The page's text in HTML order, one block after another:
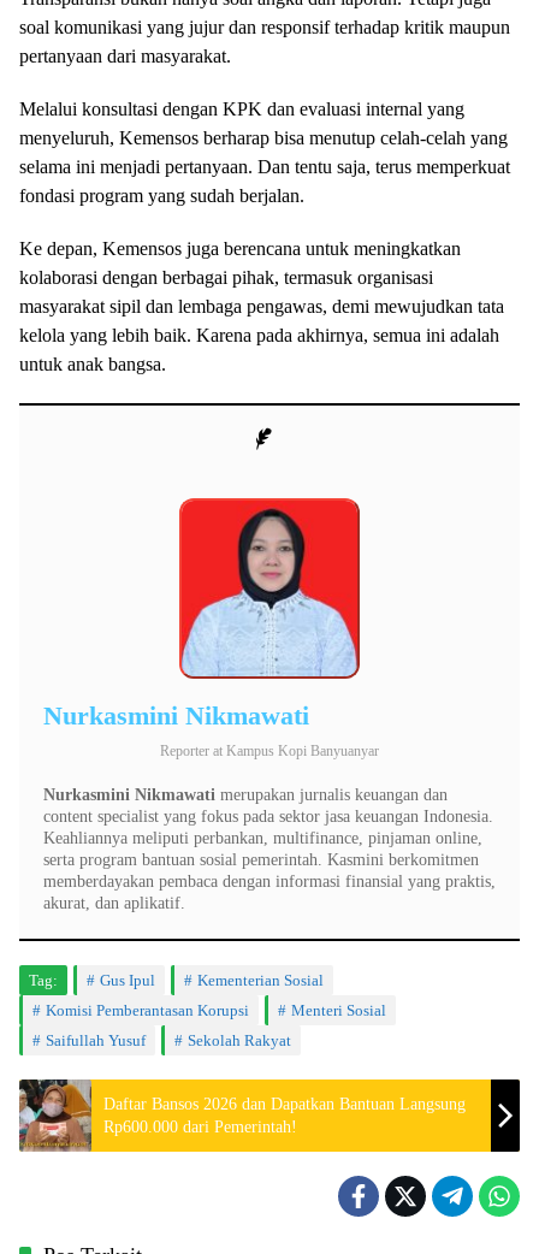
soal komunikasi yang jujur dan responsif terhadap kritik maupun
pertanyaan dari masyarakat.
Melalui konsultasi dengan KPK dan evaluasi internal yang
menyeluruh, Kemensos berharap bisa menutup celah-celah yang
selama ini menjadi pertanyaan. Dan tentu saja, terus memperkuat
fondasi program yang sudah berjalan.
Ke depan, Kemensos juga berencana untuk meningkatkan
kolaborasi dengan berbagai pihak, termasuk organisasi
masyarakat sipil dan lembaga pengawas, demi mewujudkan tata
kelola yang lebih baik. Karena pada akhirnya, semua ini adalah
untuk anak bangsa.
Nurkasmini Nikmawati
Reporter at Kampus Kopi Banyuanyar
Nurkasmini Nikmawati merupakan jurnalis keuangan dan
content specialist yang fokus pada sektor jasa keuangan Indonesia.
Keahliannya meliputi perbankan, multifinance, pinjaman online,
serta program bantuan sosial pemerintah. Kasmini berkomitmen
memberdayakan pembaca dengan informasi finansial yang praktis,
akurat, dan aplikatif.
Tag: Gus Ipul
Kementerian Sosial
Komisi Pemberantasan Korupsi
Menteri Sosial
Saifullah Yusuf
Sekolah Rakyat
Daftar Bansos 2026 dan Dapatkan Bantuan Langsung
Rp600.000 dari Pemerintah!